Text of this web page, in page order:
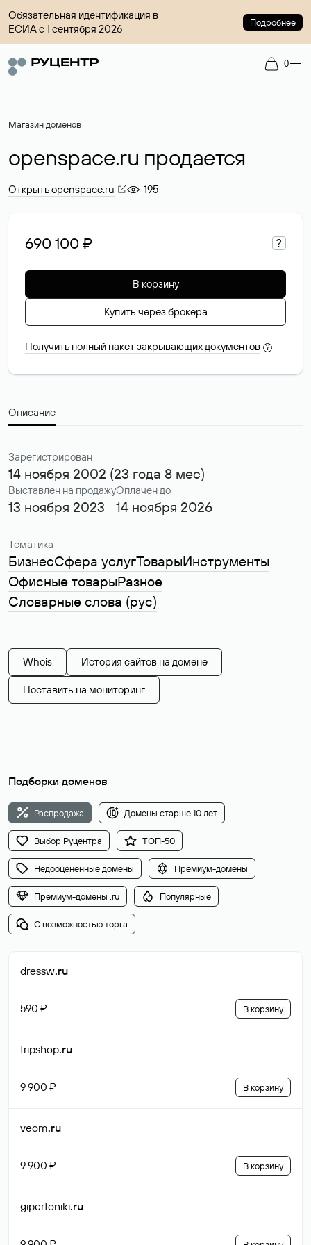
Обязательная идентификация в
ЕСИА с 1 сентября 2026
Подробнее
0
Магазин доменов
openspace.ru продается
Открыть openspace.ru 195
690 100 ₽ ?
В корзину
Купить через брокера
Получить полный пакет закрывающих документов ?
Описание
Зарегистрирован
14 ноября 2002 (23 года 8 мес)
Выставлен на продажу
13 ноября 2023
Оплачен до
14 ноября 2026
Тематика
БизнесСфера услугТоварыИнструменты
Офисные товарыРазное
Словарные слова (рус)
Whois История сайтов на домене
Поставить на мониторинг
Подборки доменов
Распродажа Домены старше 10 лет
Выбор Руцентра ТОП-50
Недооцененные домены Премиум-домены
Премиум-домены .ru Популярные
С возможностью торга
dressw.ru
590 ₽ В корзину
tripshop.ru
9 900 ₽ В корзину
veom.ru
9 900 ₽ В корзину
gipertoniki.ru